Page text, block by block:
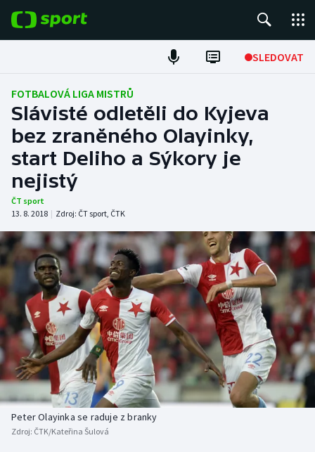
SLEDOVAT
Fotbal
Hokej
Tenis
Atletika
DALŠÍ SPORTY
Americký fotbal
Baseball a softbal
Basketbal
Biatlon
Boby a skeleton
NEPŘEHLÉDNĚTE
Soutěže
Historické návraty
Aplikace ČT sport
AZ kvíz
FOTBALOVÁ LIGA MISTRŮ
Slávisté odletěli do Kyjeva
bez zraněného Olayinky,
start Deliho a Sýkory je
nejistý
ČT sport
13. 8. 2018 | Zdroj: ČT sport, ČTK
Peter Olayinka se raduje z branky
Zdroj: ČTK/Kateřina Šulová